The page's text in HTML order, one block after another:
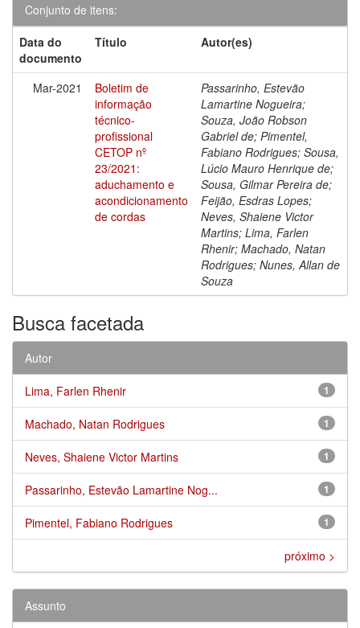
Conjunto de itens:
Data do
documento
Título Autor(es)
Mar-2021
Boletim de
informação
técnico-
profissional
CETOP nº
23/2021:
aduchamento e
acondicionamento
de cordas
Passarinho, Estevão
Lamartine Nogueira;
Souza, João Robson
Gabriel de; Pimentel,
Fabiano Rodrigues; Sousa,
Lúcio Mauro Henrique de;
Sousa, Gilmar Pereira de;
Feijão, Esdras Lopes;
Neves, Shaiene Victor
Martins; Lima, Farlen
Rhenir; Machado, Natan
Rodrigues; Nunes, Allan de
Souza
Busca facetada
Autor
1
Lima, Farlen Rhenir
1
Machado, Natan Rodrigues
1
Neves, Shaiene Victor Martins
1
Passarinho, Estevão Lamartine Nog...
1
Pimentel, Fabiano Rodrigues
próximo >
Assunto